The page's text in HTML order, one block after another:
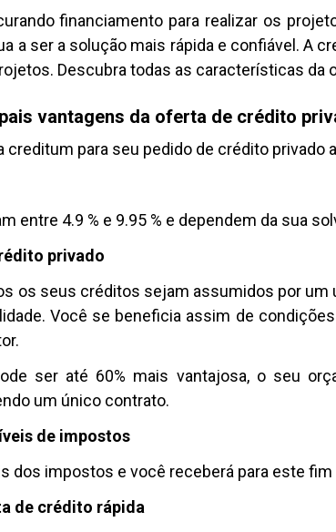
financiamento para realizar os
a ser a solução mais rápida e confiável. A
Descubra todas as características da
vantagens da oferta de crédito
creditum para seu pedido de crédito privado
entre 4.9 % e 9.95 % e dependem da sua
privado
os seus créditos sejam assumidos por um
Você se beneficia assim de
ser até 60% mais vantajosa, o seu
um único contrato.
de impostos
dos impostos e você receberá para este
de crédito rápida